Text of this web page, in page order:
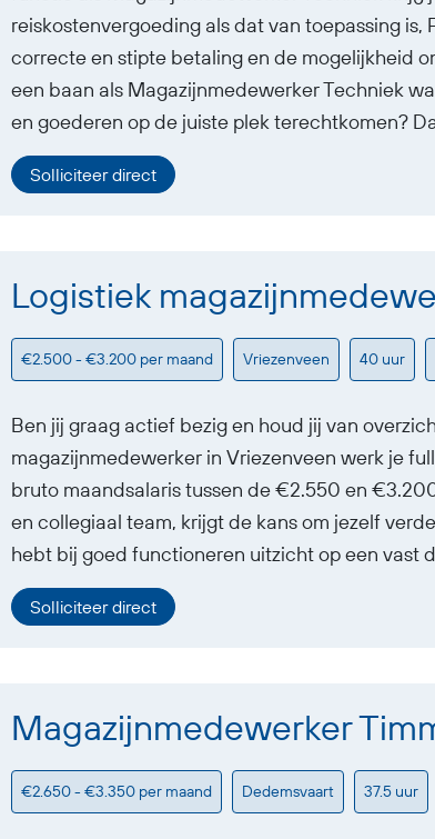
reiskostenvergoeding als dat van toepassing
correcte en stipte betaling en de mogelijkheid
een baan als Magazijnmedewerker Techniek
en goederen op de juiste plek terechtkomen?
Solliciteer direct
Logistiek
€2.500 - €3.200 per maand Vriezenveen 40 uur
Ben jij graag actief bezig en houd jij van
magazijnmedewerker in Vriezenveen werk je
bruto maandsalaris tussen de €2.550 en
en collegiaal team, krijgt de kans om jezelf
hebt bij goed functioneren uitzicht op een vast
Solliciteer direct
Magazijnmedewerker
€2.650 - €3.350 per maand Dedemsvaart 37.5 uur